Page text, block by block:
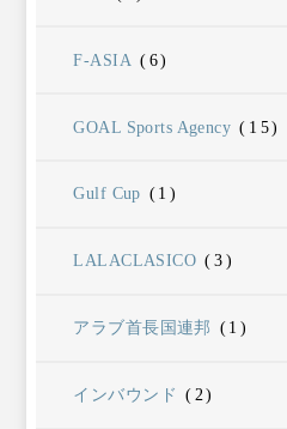
F-ASIA (6)
GOAL Sports Agency (15)
Gulf Cup (1)
LALACLASICO (3)
アラブ首長国連邦 (1)
インバウンド (2)